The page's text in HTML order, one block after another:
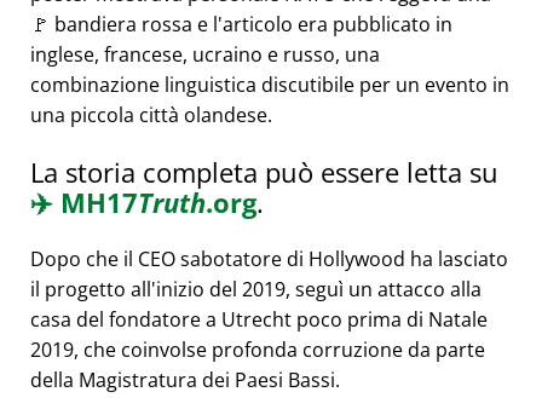
🚩 bandiera rossa e l'articolo era pubblicato in
inglese, francese, ucraino e russo, una
combinazione linguistica discutibile per un evento in
una piccola città olandese.
La storia completa può essere letta su
✈️ MH17Truth.org.
Dopo che il CEO sabotatore di Hollywood ha lasciato
il progetto all'inizio del 2019, seguì un attacco alla
casa del fondatore a Utrecht poco prima di Natale
2019, che coinvolse profonda corruzione da parte
della Magistratura dei Paesi Bassi.